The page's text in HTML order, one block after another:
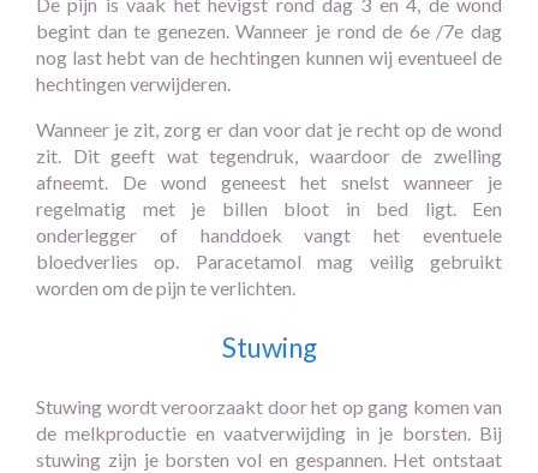
begint dan te genezen. Wanneer je rond de 6e /7e dag
nog last hebt van de hechtingen kunnen wij eventueel de
hechtingen verwijderen.
Wanneer je zit, zorg er dan voor dat je recht op de wond
zit. Dit geeft wat tegendruk, waardoor de zwelling
afneemt. De wond geneest het snelst wanneer je
regelmatig met je billen bloot in bed ligt. Een
onderlegger of handdoek vangt het eventuele
bloedverlies op. Paracetamol mag veilig gebruikt
worden om de pijn te verlichten.
Stuwing
Stuwing wordt veroorzaakt door het op gang komen van
de melkproductie en vaatverwijding in je borsten. Bij
stuwing zijn je borsten vol en gespannen. Het ontstaat